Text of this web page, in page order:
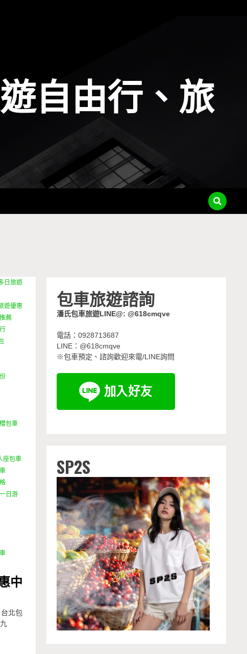
自由行、旅
日旅遊
遊優惠
薦
包車
座包車
日游
中
北包
包車旅遊諮詢
潘氏包車旅遊LINE@: @618cmqve
電話：0928713687
LINE：@618cmqve
※包車預定、諮詢歡迎來電/LINE詢問
SP2S